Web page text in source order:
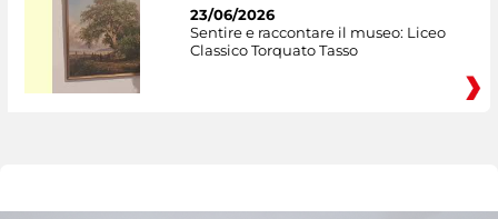
23/06/2026
Sentire e raccontare il museo: Liceo
Classico Torquato Tasso